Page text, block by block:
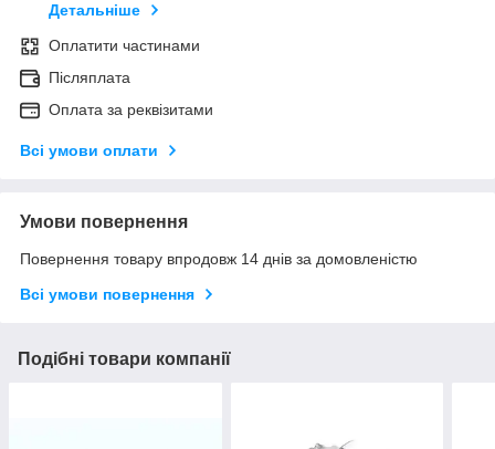
Детальніше
Оплатити частинами
Післяплата
Оплата за реквізитами
Всі умови оплати
Умови повернення
Повернення товару впродовж 14 днів за домовленістю
Всі умови повернення
Подібні товари компанії